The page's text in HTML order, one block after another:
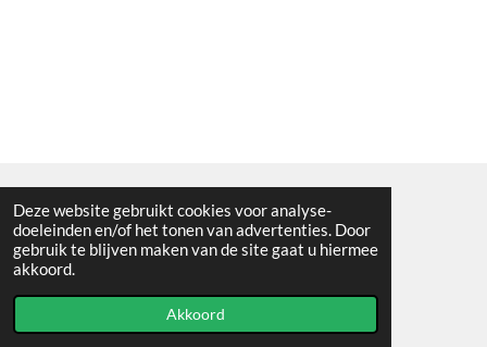
Deze website gebruikt cookies voor analyse-
doeleinden en/of het tonen van advertenties. Door
gebruik te blijven maken van de site gaat u hiermee
akkoord.
Akkoord
Algemene voorwaarden
© 2021 - RC en mineralenshop Het vlinderpad